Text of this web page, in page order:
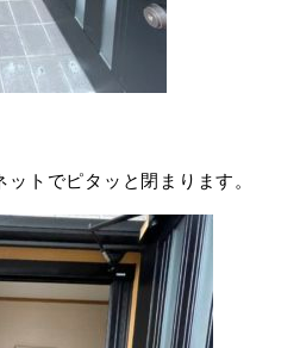
トでピタッと閉まります。